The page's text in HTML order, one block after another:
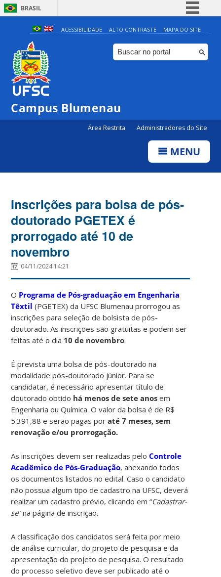
BRASIL
Simplifique!
Comunica BR
Participe
ACESSIBILIDADE ALTO CONTRASTE MAPA DO SITE
Campus Blumenau
Área Restrita Administradores do Site
MENU
Inscrições para bolsa de pós-
doutorado PGETEX é
prorrogado até 10 de
novembro
04/11/2024 14:21
O Programa de Pós-graduação em Engenharia
Têxtil (PGETEX) da UFSC Blumenau prorrogou as
inscrições para seleção de bolsista de pós-
doutorado. As inscrições são gratuitas e podem ser
feitas até o dia 10 de novembro.
É prevista uma bolsa de pós-doutorado na
modalidade pós-doutorado júnior. Para se
candidatar, é necessário apresentar título de
doutorado obtido há menos de sete anos em
Engenharia ou Química. O valor da bolsa é de R$
5.391,88 e serão pagas poraté 7 meses, sem
renovação e/ou prorrogação.
As inscrições devem ser realizadas peloControle
Acadêmico de Pós-Graduação, anexando todos
os documentos listados no edital. Caso o candidato
não possua algum tipo de cadastro na UFSC, deverá
realizar um cadastro prévio, clicando em “Cadastrar-
se” na página de inscrição.
A classificação dos candidatos será feita por meio
de análise curricular, do projeto de pesquisa e da
apresentação do projeto de pesquisa. O resultado
do processo seletivo deve ser publicado até o